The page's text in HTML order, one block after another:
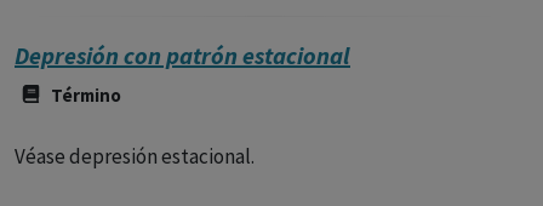
Depresión con patrón estacional
Término
Véase depresión estacional.